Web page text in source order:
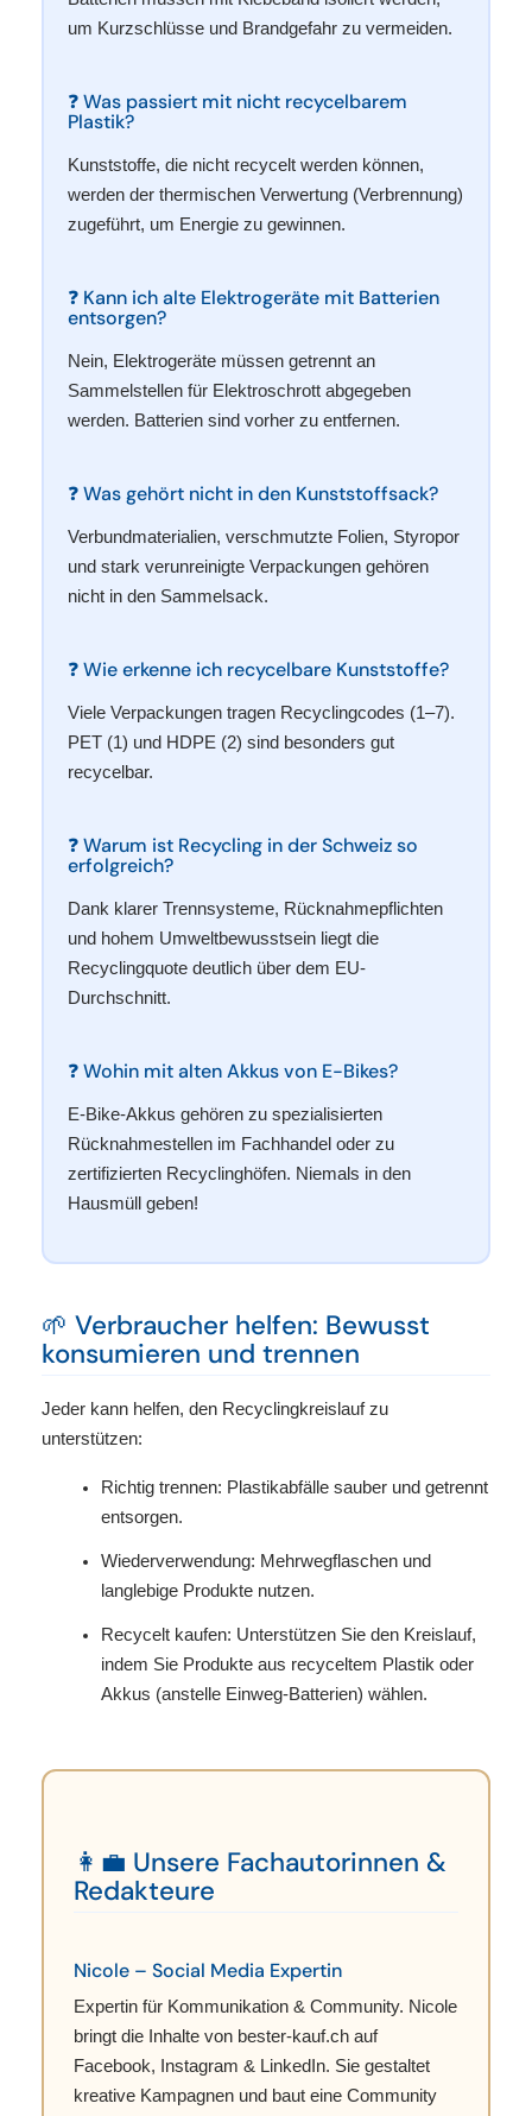
um Kurzschlüsse und Brandgefahr zu vermeiden.
❓ Was passiert mit nicht recycelbarem
Plastik?
Kunststoffe, die nicht recycelt werden können,
werden der thermischen Verwertung (Verbrennung)
zugeführt, um Energie zu gewinnen.
❓ Kann ich alte Elektrogeräte mit Batterien
entsorgen?
Nein, Elektrogeräte müssen getrennt an
Sammelstellen für Elektroschrott abgegeben
werden. Batterien sind vorher zu entfernen.
❓ Was gehört nicht in den Kunststoffsack?
Verbundmaterialien, verschmutzte Folien, Styropor
und stark verunreinigte Verpackungen gehören
nicht in den Sammelsack.
❓ Wie erkenne ich recycelbare Kunststoffe?
Viele Verpackungen tragen Recyclingcodes (1–7).
PET (1) und HDPE (2) sind besonders gut
recycelbar.
❓ Warum ist Recycling in der Schweiz so
erfolgreich?
Dank klarer Trennsysteme, Rücknahmepflichten
und hohem Umweltbewusstsein liegt die
Recyclingquote deutlich über dem EU-
Durchschnitt.
❓ Wohin mit alten Akkus von E-Bikes?
E-Bike-Akkus gehören zu spezialisierten
Rücknahmestellen im Fachhandel oder zu
zertifizierten Recyclinghöfen. Niemals in den
Hausmüll geben!
🌱 Verbraucher helfen: Bewusst
konsumieren und trennen
Jeder kann helfen, den Recyclingkreislauf zu
unterstützen:
Richtig trennen: Plastikabfälle sauber und getrennt
entsorgen.
Wiederverwendung: Mehrwegflaschen und
langlebige Produkte nutzen.
Recycelt kaufen: Unterstützen Sie den Kreislauf,
indem Sie Produkte aus recyceltem Plastik oder
Akkus (anstelle Einweg-Batterien) wählen.
👩💼 Unsere Fachautorinnen &
Redakteure
Nicole – Social Media Expertin
Expertin für Kommunikation & Community. Nicole
bringt die Inhalte von bester-kauf.ch auf
Facebook, Instagram & LinkedIn. Sie gestaltet
kreative Kampagnen und baut eine Community